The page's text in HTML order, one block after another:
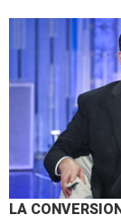
LA